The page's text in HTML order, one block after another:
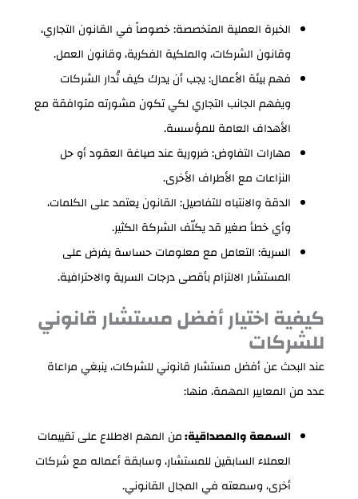
الخبرة العملية المتخصصة: خصوصاً في القانون التجاري،
وقانون الشركات، والملكية الفكرية، وقانون العمل.
فهم بيئة الأعمال: يجب أن يدرك كيف تُدار الشركات
ويفهم الجانب التجاري لكي تكون مشورته متوافقة مع
الأهداف العامة للمؤسسة.
مهارات التفاوض: ضرورية عند صياغة العقود أو حل
النزاعات مع الأطراف الأخرى.
الدقة والانتباه للتفاصيل: القانون يعتمد على الكلمات،
وأي خطأ صغير قد يكلّف الشركة الكثير.
السرية: التعامل مع معلومات حساسة يفرض على
المستشار الالتزام بأقصى درجات السرية والاحترافية.
كيفية اختيار أفضل مستشار قانوني
للشركات
عند البحث عن أفضل مستشار قانوني للشركات، ينبغي مراعاة
عدد من المعايير المهمة، منها:
السمعة والمصداقية:من المهم الاطلاع على تقييمات
العملاء السابقين للمستشار، وسابقة أعماله مع شركات
أخرى، وسمعته في المجال القانوني.